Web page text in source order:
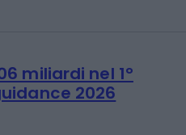
miliardi nel 1°
2026